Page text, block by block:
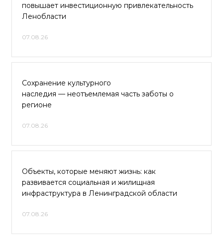
повышает инвестиционную привлекательность
Ленобласти
07.08.26
Сохранение культурного
наследия — неотъемлемая часть заботы о
регионе
07.08.26
Объекты, которые меняют жизнь: как
развивается социальная и жилищная
инфраструктура в Ленинградской области
07.08.26